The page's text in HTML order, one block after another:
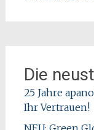
Die
25 Jahre
Ihr Vertrauen!